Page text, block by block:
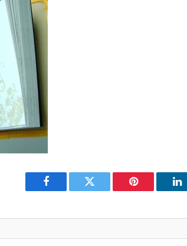
Facebook Twitter Pinterest